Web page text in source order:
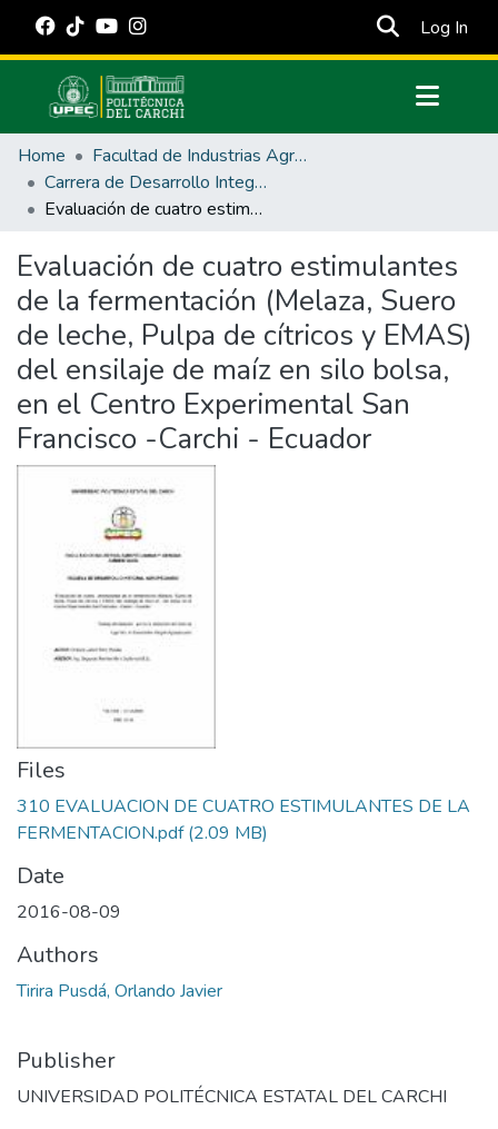
Log In
Communities & Collections
All of DSpace
Statistics
Estadísticas Externas
Manuales
Home
Facultad de Industrias Agropecuarias y Ciencias Ambientales
Carrera de Desarrollo Integral Agropecuario
Evaluación de cuatro estimulantes de la fermentación (Melaza, Suero de leche, Pulpa de cítricos y EMAS) del ensilaje de maíz en silo bolsa, en el Centro Experimental San Francisco -Carchi - Ecuador
Evaluación de cuatro estimulantes
de la fermentación (Melaza, Suero
de leche, Pulpa de cítricos y EMAS)
del ensilaje de maíz en silo bolsa,
en el Centro Experimental San
Francisco -Carchi - Ecuador
Files
310 EVALUACION DE CUATRO ESTIMULANTES DE LA
FERMENTACION.pdf(2.09 MB)
Date
2016-08-09
Authors
Tirira Pusdá, Orlando Javier
Publisher
UNIVERSIDAD POLITÉCNICA ESTATAL DEL CARCHI